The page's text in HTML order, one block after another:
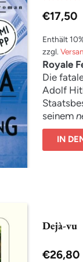
mit
€17,50
Enthält
zzgl.
Royale
Die
Adolf
seinem
Druck,
auch in
Lomberg
IN
Dejà-vu
€26,80